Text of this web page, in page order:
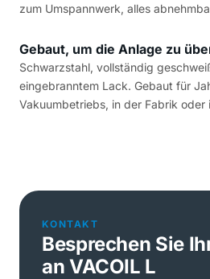
zum Umspannwerk, alles
Gebaut, um die Anlage zu
Schwarzstahl, vollständig
eingebranntem Lack. Gebaut für
Vakuumbetriebs, in der Fabrik oder
KONTAKT
Besprechen Sie
an VACOIL L